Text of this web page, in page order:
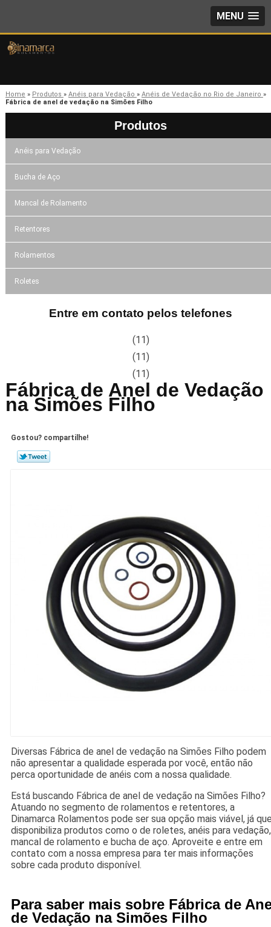
MENU
Home » Produtos » Anéis para Vedação » Anéis de Vedação no Rio de Janeiro »
Fábrica de anel de vedação na Simões Filho
Produtos
Anéis para Vedação
Bucha de Aço
Mancal de Rolamento
Retentores
Rolamentos
Roletes
Entre em contato pelos telefones
(11)
(11)
(11)
Fábrica de Anel de Vedação
na Simões Filho
Gostou? compartilhe!
Diversas Fábrica de anel de vedação na Simões Filho podem
não apresentar a qualidade esperada por você, então não
perca oportunidade de anéis com a nossa qualidade.
Está buscando Fábrica de anel de vedação na Simões Filho?
Atuando no segmento de rolamentos e retentores, a
Dinamarca Rolamentos pode ser sua opção mais viável, já
disponibiliza produtos como o de roletes, anéis para vedação,
mancal de rolamento e bucha de aço. Aproveite e entre em
contato com a nossa empresa para ter mais informações
sobre cada produto disponível.
Para saber mais sobre Fábrica de
de Vedação na Simões Filho